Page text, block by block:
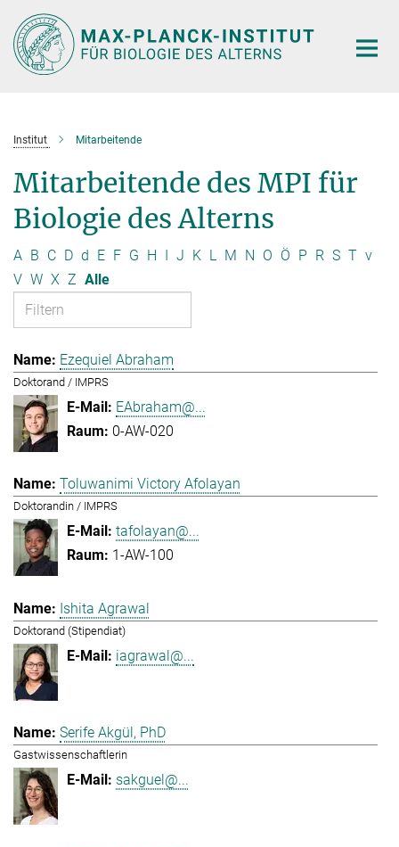
Hauptinhalt
Institut Mitarbeitende
Mitarbeitende des MPI für
Biologie des Alterns
A B C D d E F G H I J K L M N O Ö P R S T v
V W X Z Alle
Ezequiel Abraham
Doktorand / IMPRS
EAbraham@...
0-AW-020
Toluwanimi Victory Afolayan
Doktorandin / IMPRS
tafolayan@...
1-AW-100
Ishita Agrawal
Doktorand (Stipendiat)
iagrawal@...
Serife Akgül, PhD
Gastwissenschaftlerin
sakguel@...